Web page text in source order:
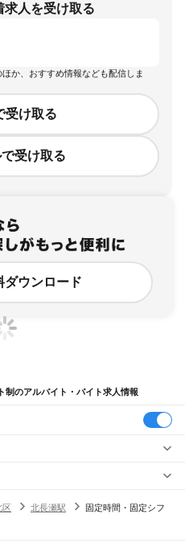
求人を受け取る
か、おすすめ情報なども配信しま
受け取る
受け取る
ダウンロード
制のアルバイト・バイト求人情報
区 北長瀬駅
固定時間・固定シフ